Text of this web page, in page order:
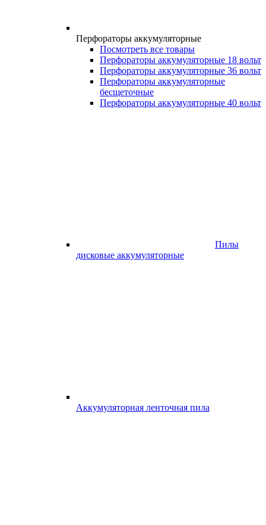
Перфораторы аккумуляторные
Посмотреть все товары
Перфораторы аккумуляторные 18 вольт
Перфораторы аккумуляторные 36 вольт
Перфораторы аккумуляторные
бесщеточные
Перфораторы аккумуляторные 40 вольт
Пилы
дисковые аккумуляторные
Аккумуляторная ленточная пила